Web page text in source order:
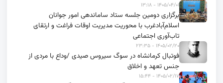
۱۴۰۵/۰۴/۰۱ - ۱۳:۱۸
برگزاری دومین جلسه ستاد ساماندهی امور جوانان
اسلام‌آبادغرب با محوریت مدیریت اوقات فراغت و ارتقای
تاب‌آوری اجتماعی
۱۴۰۵/۰۲/۲۰ - ۲۳:۳۵
فوتبال کرمانشاه در سوگ سیروس صیدی /وداع با مردی از
جنس تعهد و اخلاق
۱۴۰۵/۰۲/۱۷ - ۱۵:۴۴